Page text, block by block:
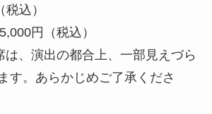
込）
円（税込）
、演出の都合上、一部見えづら
す。あらかじめご了承くださ